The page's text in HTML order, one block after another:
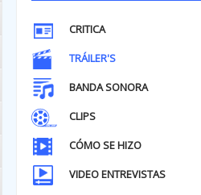
CRITICA
TRÁILER'S
BANDA SONORA
CLIPS
CÓMO SE HIZO
VIDEO ENTREVISTAS